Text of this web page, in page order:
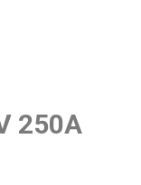
250A